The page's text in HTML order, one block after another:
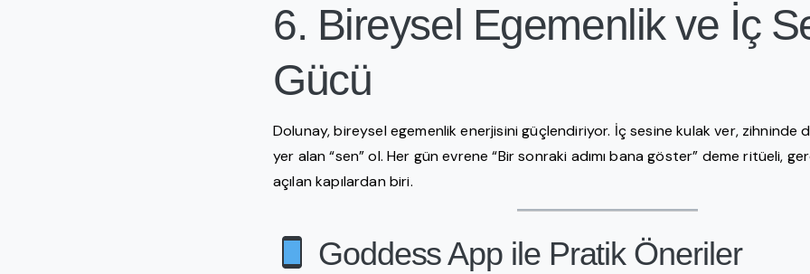
6. Bireysel Egemenlik ve İç
Gücü
Dolunay, bireysel egemenlik enerjisini güçlendiriyor. İç sesine kulak ver, zihninde
yer alan “sen” ol. Her gün evrene “Bir sonraki adımı bana göster” deme ritüeli,
açılan kapılardan biri.
Goddess App ile Pratik Öneriler